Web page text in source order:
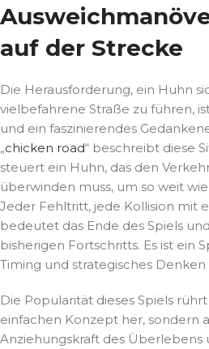
auf der Strecke
Die Herausforderung, ein Huhn
vielbefahrene Straße zu führen,
und ein faszinierendes
„chicken road“ beschreibt diese
steuert ein Huhn, das den
überwinden muss, um so weit
Jeder Fehltritt, jede Kollision mit
bedeutet das Ende des Spiels
bisherigen Fortschritts. Es ist ein
Timing und strategisches
Die Popularität dieses Spiels
einfachen Konzept her, sondern
Anziehungskraft des Überlebens